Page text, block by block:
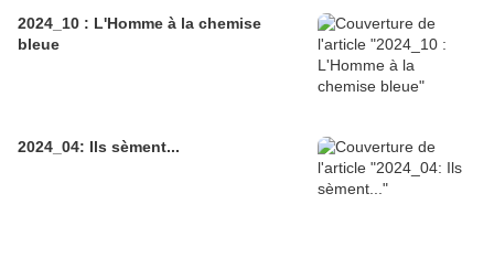
2024_10 : L'Homme à la chemise
bleue
2024_04: Ils sèment...